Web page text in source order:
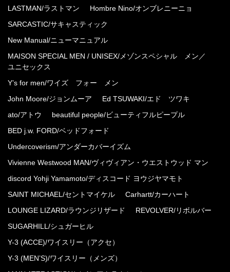
LASTMAN/ラストマン Hombre Nino/オンブレニーニョ
SARCASTIC/サキャスティック
New Manual/ニューマニュアル
MAISON SPECIAL MEN / UNISEX/メゾンスペシャル メン／
ユニセックス
Y’s for men/ワイズ フォー メン
John Moore/ジョンムーア Ed TSUWAKI/エド ツワキ
ato/アトウ beautiful people/ビューティフルピープル
BED j.w. FORD/ベッドフォード
Undercoverism/アンダーカバーイズム
Vivienne Westwood MAN/ヴィヴィアン・ウエストウッド マン
discord Yohji Yamamoto/ディスコード ヨウジヤマモト
SAINT MICHAEL/セントマイケル Carhartt/カーハート
LOUNGE LIZARD/ラウンジリザード REVOLVER/リボルバー
SUGARHILL/シュガーヒル
Y-3 (ACCE)/ワイスリー（アクセ）
Y-3 (MEN’S)/ワイスリー（メンズ）